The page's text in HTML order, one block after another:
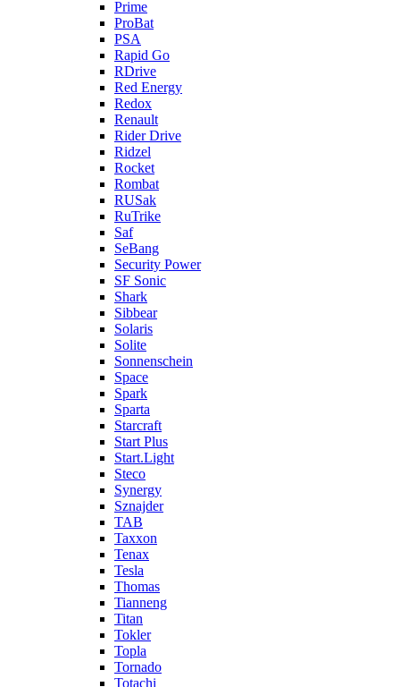
Prime
ProBat
PSA
Rapid Go
RDrive
Red Energy
Redox
Renault
Rider Drive
Ridzel
Rocket
Rombat
RUSak
RuTrike
Saf
SeBang
Security Power
SF Sonic
Shark
Sibbear
Solaris
Solite
Sonnenschein
Space
Spark
Sparta
Starcraft
Start Plus
Start.Light
Steco
Synergy
Sznajder
TAB
Taxxon
Tenax
Tesla
Thomas
Tianneng
Titan
Tokler
Topla
Tornado
Totachi